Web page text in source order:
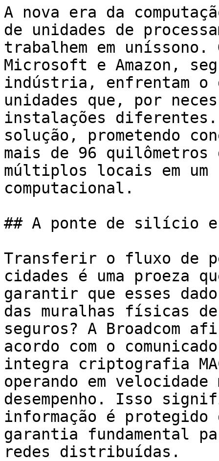
A nova era da
de unidades de
trabalhem em uníssono.
Microsoft e Amazon,
indústria, enfrentam
unidades que, por
instalações diferentes.
solução, prometendo
mais de 96
múltiplos locais em
computacional.
## A ponte de silício
Transferir o fluxo de
cidades é uma proeza
garantir que esses
das muralhas físicas de
seguros? A Broadcom
acordo com o
integra criptografia
operando em velocidade
desempenho. Isso
informação é
garantia fundamental
redes distribuídas.